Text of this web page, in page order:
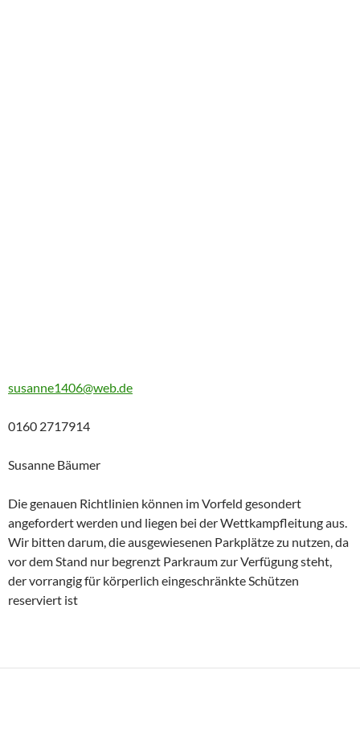
susanne1406@web.de
0160 2717914
Susanne Bäumer
Die genauen Richtlinien können im Vorfeld gesondert
angefordert werden und liegen bei der Wettkampfleitung aus.
Wir bitten darum, die ausgewiesenen Parkplätze zu nutzen, da
vor dem Stand nur begrenzt Parkraum zur Verfügung steht,
der vorrangig für körperlich eingeschränkte Schützen
reserviert ist